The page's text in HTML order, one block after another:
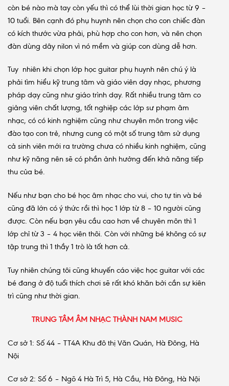
còn bé nào mà tay còn yếu thì có thể lùi thời gian học từ 9 –
10 tuổi. Bên cạnh đó phụ huynh nên chọn cho con chiếc đàn
có kích thước vừa phải, phù hợp cho con hơn, và nên chọn
đàn dùng dây nilon vì nó mềm và giúp con dùng dễ hơn.
Tuy nhiên khi chọn lớp học guitar phụ huynh nên chú ý là
phải tìm hiểu kỹ trung tâm và giáo viên dạy nhạc, phương
pháp dạy cũng như giáo trình dạy. Rất nhiều trung tâm co
giảng viên chất lượng, tốt nghiệp các lớp sư phạm âm
nhạc, có có kinh nghiệm cũng như chuyên môn trong việc
đào tạo con trẻ, nhưng cung có một số trung tâm sử dụng
cả sinh viên mới ra trường chưa có nhiều kinh nghiệm, cũng
như kỹ năng nên sẽ có phần ảnh hưởng đến khả năng tiếp
thu của bé.
Nếu như bạn cho bé học âm nhạc cho vui, cho tự tin và bé
cũng đã lớn có ý thức rồi thì học 1 lớp từ 8 – 10 người cũng
được. Còn nếu bạn yêu cầu cao hơn về chuyên môn thì 1
lớp chỉ từ 3 – 4 học viên thôi. Còn với những bé không có sự
tập trung thì 1 thầy 1 trò là tốt hơn cả.
Tuy nhiên chúng tôi cũng khuyến cáo việc học guitar với các
bé đang ở độ tuổi thích chơi sẽ rất khó khăn bởi cần sự kiên
trì cũng như thời gian.
TRUNG TÂM ÂM NHẠC THÀNH NAM MUSIC
Cơ sở 1: Số 44 – TT4A Khu đô thị Văn Quán, Hà Đông, Hà
Nội
Cơ sở 2: Số 6 – Ngõ 4 Hà Trì 5, Hà Cầu, Hà Đông, Hà Nội